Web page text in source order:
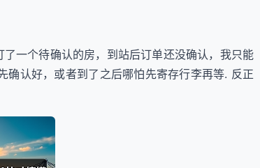
一个待确认的房，到站后订单还没确认，我只能
认好，或者到了之后哪怕先寄存行李再等. 反正